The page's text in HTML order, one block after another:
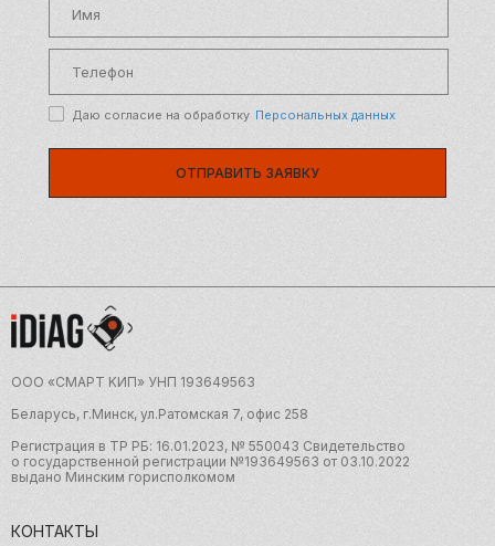
Даю согласие на обработку Персональных данных
ОТПРАВИТЬ ЗАЯВКУ
ООО «CMAРТ KИП» УНП 19З64956З
Беларусь, г.Минск, ул.Ратомская 7, офис 258
Регистрация в ТР РБ: 16.01.2023, № 550043 Свидетельство
о государственной регистрации №19З64956З от 03.10.2022
выдано Минским горисполкомом
КОНТАКТЫ